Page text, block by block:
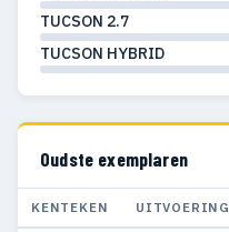
TUCSON 2.7
TUCSON HYBRID
Oudste exemplaren
KENTEKEN UITVOERING